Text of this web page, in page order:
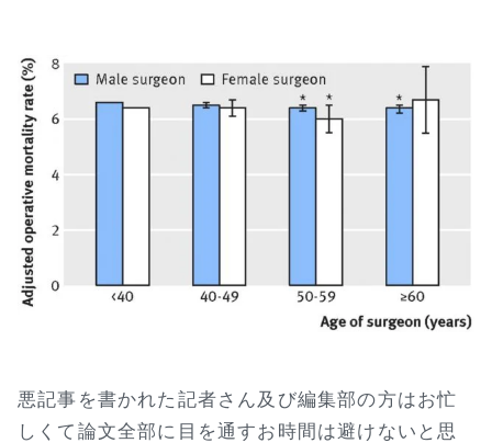
悪記事を書かれた記者さん及び編集部の方はお忙
しくて論文全部に目を通すお時間は避けないと思